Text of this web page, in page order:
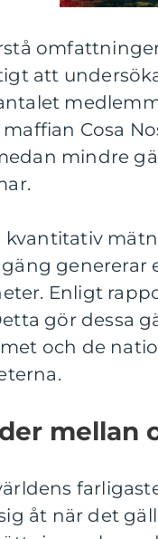
att
Cosa
mindre
kvantitativ
genererar
Enligt
gör dessa
och de
mellan
åt när det